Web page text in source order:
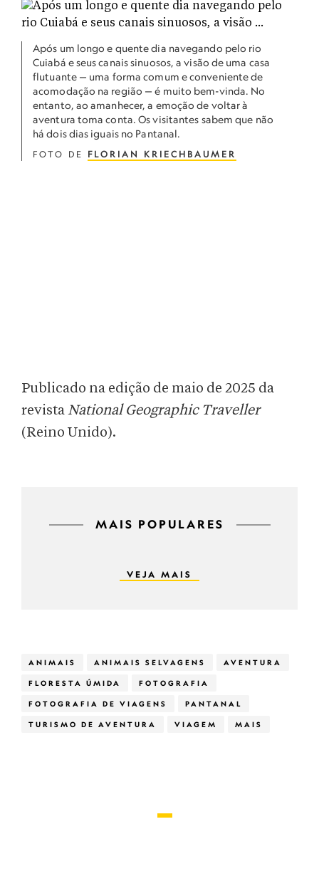
Após um longo e quente dia navegando pelo rio
Cuiabá e seus canais sinuosos, a visão de uma casa
flutuante — uma forma comum e conveniente de
acomodação na região — é muito bem-vinda. No
entanto, ao amanhecer, a emoção de voltar à
aventura toma conta. Os visitantes sabem que não
há dois dias iguais no Pantanal.
FOTO DE FLORIAN KRIECHBAUMER
Publicado na edição de maio de 2025 da
revistaNational Geographic Traveller
(Reino Unido).
MAIS POPULARES
VEJA MAIS
ANIMAIS ANIMAIS SELVAGENS AVENTURA
FLORESTA ÚMIDA FOTOGRAFIA
FOTOGRAFIA DE VIAGENS PANTANAL
TURISMO DE AVENTURA VIAGEM MAIS